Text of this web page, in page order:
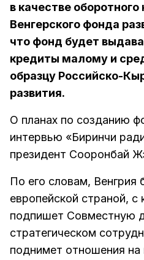
в качестве
Венгерского фонда
что фонд будет
кредиты малому и
образцу Российско-
развития.
О планах по созданию
интервью «Биринчи
президент Сооронбай
По его словам, Венгрия
европейской страной,
подпишет Совместную
стратегическом
поднимет отношения на